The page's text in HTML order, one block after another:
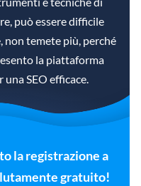
può essere difficile
non temete più, perché
la piattaforma
SEO efficace.
la registrazione a
gratuito!